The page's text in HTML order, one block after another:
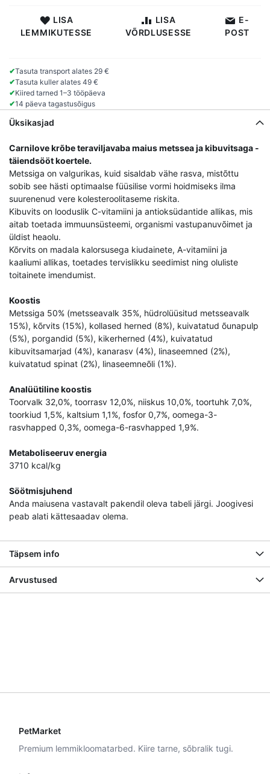
LISA
LEMMIKUTESSE
LISA
VÕRDLUSESSE
E-
POST
✔Tasuta transport alates 29 €
✔Tasuta kuller alates 49 €
✔Kiired tarned 1–3 tööpäeva
✔14 päeva tagastusõigus
Üksikasjad
Carnilove krõbe teraviljavaba maius metssea ja kibuvitsaga -
täiendsööt koertele.
Metssiga on valgurikas, kuid sisaldab vähe rasva, mistõttu
sobib see hästi optimaalse füüsilise vormi hoidmiseks ilma
suurenenud vere kolesteroolitaseme riskita.
Kibuvits on looduslik C-vitamiini ja antioksüdantide allikas, mis
aitab toetada immuunsüsteemi, organismi vastupanuvõimet ja
üldist heaolu.
Kõrvits on madala kalorsusega kiudainete, A-vitamiini ja
kaaliumi allikas, toetades tervislikku seedimist ning oluliste
toitainete imendumist.
Koostis
Metssiga 50% (metsseavalk 35%, hüdrolüüsitud metsseavalk
15%), kõrvits (15%), kollased herned (8%), kuivatatud õunapulp
(5%), porgandid (5%), kikerherned (4%), kuivatatud
kibuvitsamarjad (4%), kanarasv (4%), linaseemned (2%),
kuivatatud spinat (2%), linaseemneõli (1%).
Analüütiline koostis
Toorvalk 32,0%, toorrasv 12,0%, niiskus 10,0%, toortuhk 7,0%,
toorkiud 1,5%, kaltsium 1,1%, fosfor 0,7%, oomega-3-
rasvhapped 0,3%, oomega-6-rasvhapped 1,9%.
Metaboliseeruv energia
3710 kcal/kg
Söötmisjuhend
Anda maiusena vastavalt pakendil oleva tabeli järgi. Joogivesi
peab alati kättesaadav olema.
Täpsem info
Arvustused
PetMarket
Premium lemmikloomatarbed. Kiire tarne, sõbralik tugi.